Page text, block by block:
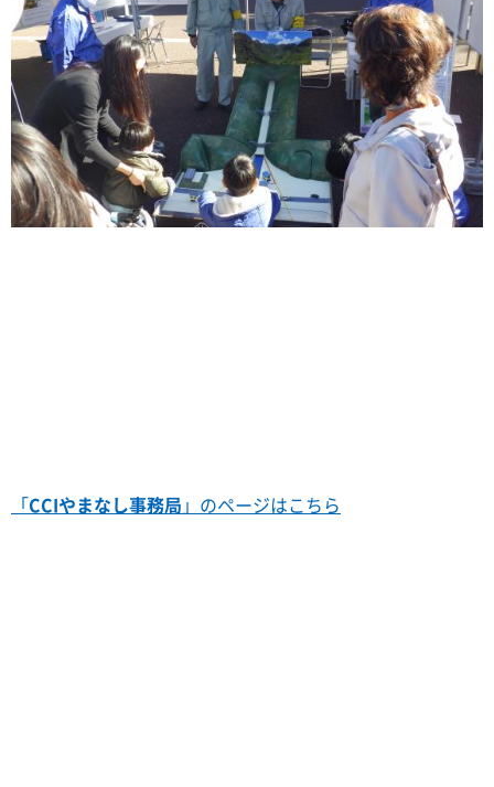
「CCIやまなし事務局 」のページはこちら